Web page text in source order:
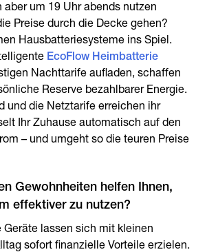
aber um 19 Uhr abends nutzen
Preise durch die Decke gehen?
Hausbatteriesysteme ins Spiel.
EcoFlow Heimbatterie
Nachttarife aufladen, schaffen
Reserve bezahlbarer Energie.
und die Netztarife erreichen ihr
Ihr Zuhause automatisch auf den
– und umgeht so die teuren Preise
Gewohnheiten helfen Ihnen,
effektiver zu nutzen?
Geräte lassen sich mit kleinen
sofort finanzielle Vorteile erzielen.